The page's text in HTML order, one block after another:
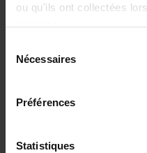
ou qu'ils ont collectées
Nécessaires
Préférences
Statistiques